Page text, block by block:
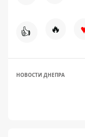
👍 🔥
НОВОСТИ ДНЕПРА